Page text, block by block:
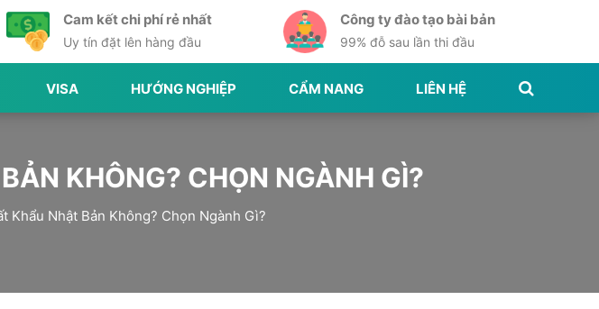
Cam kết chi phí rẻ nhất
Uy tín đặt lên hàng đầu
Công ty đào tạo bài bản
99% đỗ sau lần thi đầu
VISA HƯỚNG NGHIỆP CẨM NANG LIÊN HỆ
KHÔNG? CHỌN NGÀNH GÌ?
Khẩu Nhật Bản Không? Chọn Ngành Gì?